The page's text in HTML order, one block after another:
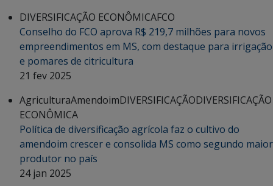
DIVERSIFICAÇÃO ECONÔMICAFCO
Conselho do FCO aprova R$ 219,7 milhões para novos
empreendimentos em MS, com destaque para irrigação
e pomares de citricultura
21 fev 2025
AgriculturaAmendoimDIVERSIFICAÇÃODIVERSIFICAÇÃO
ECONÔMICA
Política de diversificação agrícola faz o cultivo do
amendoim crescer e consolida MS como segundo maior
produtor no país
24 jan 2025